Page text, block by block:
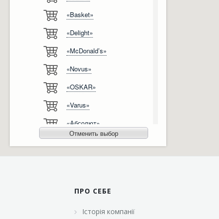
Відгуки
Ліцензії, сертифікати, дипломи
Автоматизація
Сервіс
«Basket»
«Delight»
«McDonald’s»
«Novus»
«OSKAR»
«Varus»
«Абсолют»
«Агро-Овен»
«Бімаркет»
«Брусничка»
Отменить выбор
ПРО СЕБЕ
Історія компанії